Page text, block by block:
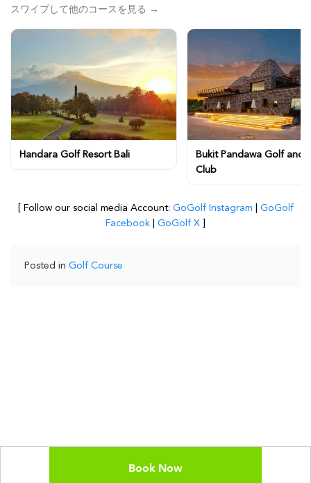
スワイプして他のコースを見る →
Handara Golf Resort Bali
Bukit Pandawa Golf and
Club
[ Follow our social media Account: GoGolf Instagram
GoGolf
Facebook
GoGolf X
Posted in Golf Course
Book Now